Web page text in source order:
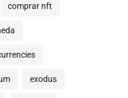
comprar nft
exodus